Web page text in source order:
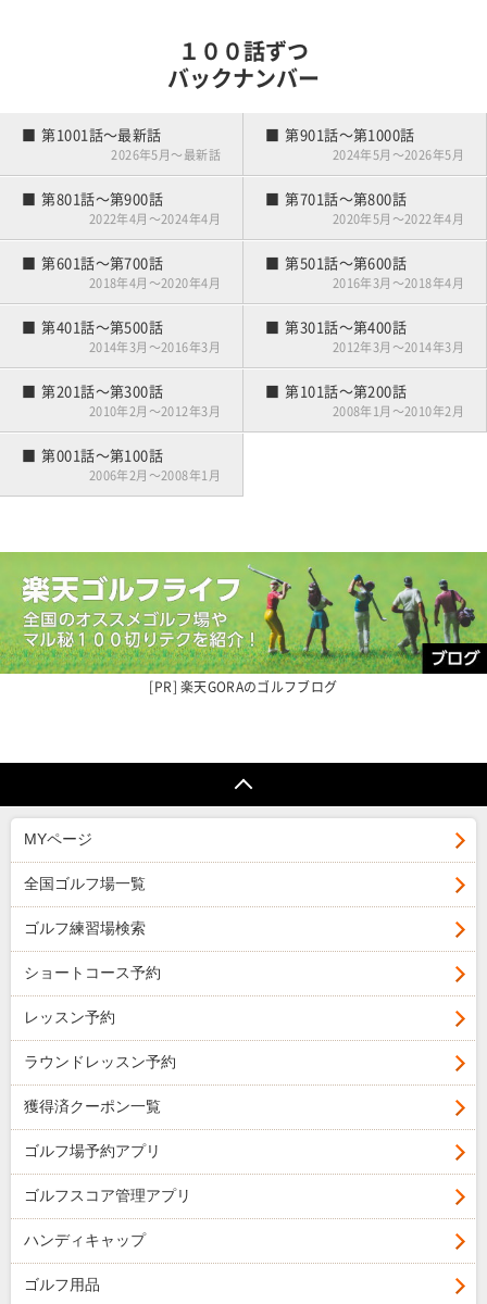
アーリーバード
第021話～第040話
競技デビュー
第001話～第020話
ゴルフはじめました
１００話ずつ
バックナンバー
第1001話～最新話
2026年5月～最新話
第901話～第1000話
2024年5月～2026年5月
第801話～第900話
2022年4月～2024年4月
第701話～第800話
2020年5月～2022年4月
第601話～第700話
2018年4月～2020年4月
第501話～第600話
2016年3月～2018年4月
第401話～第500話
2014年3月～2016年3月
第301話～第400話
2012年3月～2014年3月
第201話～第300話
2010年2月～2012年3月
第101話～第200話
2008年1月～2010年2月
第001話～第100話
2006年2月～2008年1月
楽天GORAのゴルフブログ
MYページ
全国ゴルフ場一覧
ゴルフ練習場検索
ショートコース予約
レッスン予約
ラウンドレッスン予約
獲得済クーポン一覧
ゴルフ場予約アプリ
ゴルフスコア管理アプリ
ハンディキャップ
ゴルフ用品